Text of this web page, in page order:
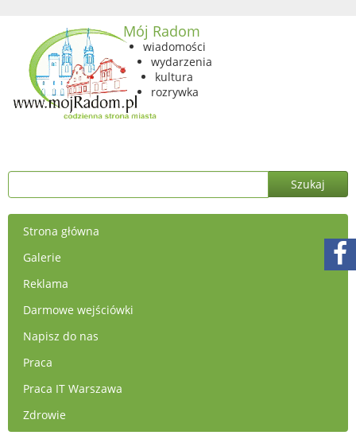
Mój Radom
wiadomości
wydarzenia
kultura
rozrywka
Strona główna
Galerie
Reklama
Darmowe wejściówki
Napisz do nas
Praca
Praca IT Warszawa
Zdrowie